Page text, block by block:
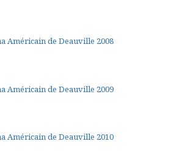
Américain de Deauville 2008
Américain de Deauville 2009
Américain de Deauville 2010